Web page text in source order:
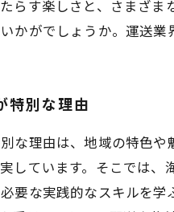
らす楽しさと、さまざ
かがでしょうか。運送
特別な理由
な理由は、地域の特色
しています。そこでは
要な実践的なスキルを